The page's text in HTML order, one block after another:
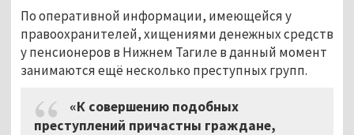
По оперативной информации, имеющейся у
правоохранителей, хищениями денежных средств
у пенсионеров в Нижнем Тагиле в данный момент
занимаются ещё несколько преступных групп.
«К совершению подобных
преступлений причастны граждане,